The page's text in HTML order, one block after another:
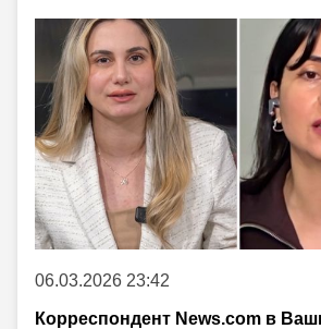
06.03.2026 23:42
Корреспондент News.com в